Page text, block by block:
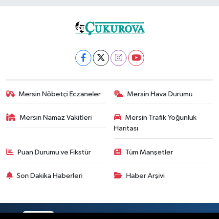
Mersin Nöbetçi Eczaneler Mersin Hava Durumu
Mersin Namaz Vakitleri
Mersin Trafik Yoğunluk
Haritası
Puan Durumu ve Fikstür Tüm Manşetler
Son Dakika Haberleri Haber Arşivi